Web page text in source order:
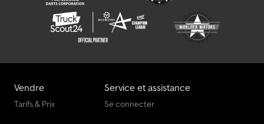
Vendre
Tarifs & Prix
Service et assistance
Se connecter